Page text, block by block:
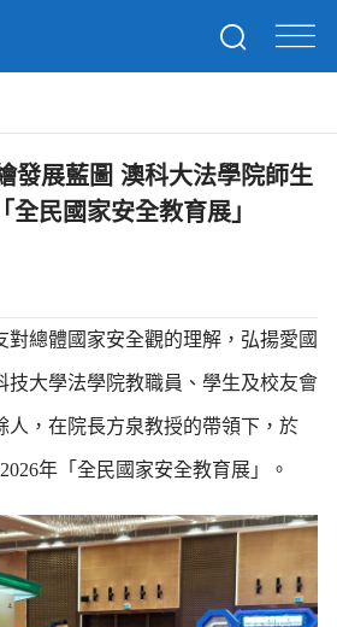
發展藍圖 澳科大法學院師生
民國家安全教育展」
對總體國家安全觀的理解，弘揚愛國
技大學法學院教職員、學生及校友會
人，在院長方泉教授的帶領下，於
年「全民國家安全教育展」。